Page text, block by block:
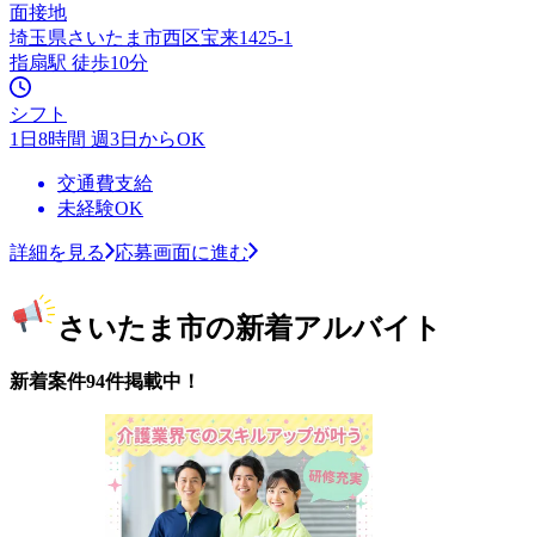
面接地
埼玉県さいたま市西区宝来1425-1
指扇駅 徒歩10分
シフト
1日8時間 週3日からOK
交通費支給
未経験OK
詳細を見る 応募画面に進む
さいたま市の新着アルバイト
新着案件94件掲載中！